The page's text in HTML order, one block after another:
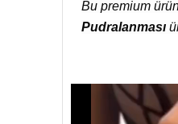
Bu premium
Pudralanması